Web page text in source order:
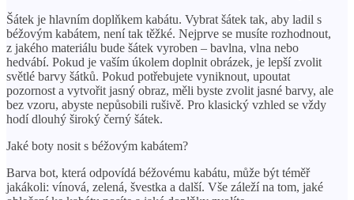
Šátek je hlavním doplňkem kabátu. Vybrat šátek tak, aby ladil s
béžovým kabátem, není tak těžké. Nejprve se musíte rozhodnout,
z jakého materiálu bude šátek vyroben – bavlna, vlna nebo
hedvábí. Pokud je vaším úkolem doplnit obrázek, je lepší zvolit
světlé barvy šátků. Pokud potřebujete vyniknout, upoutat
pozornost a vytvořit jasný obraz, měli byste zvolit jasné barvy, ale
bez vzoru, abyste nepůsobili rušivě. Pro klasický vzhled se vždy
hodí dlouhý široký černý šátek.
Jaké boty nosit s béžovým kabátem?
Barva bot, která odpovídá béžovému kabátu, může být téměř
jakákoli: vínová, zelená, švestka a další. Vše záleží na tom, jaké